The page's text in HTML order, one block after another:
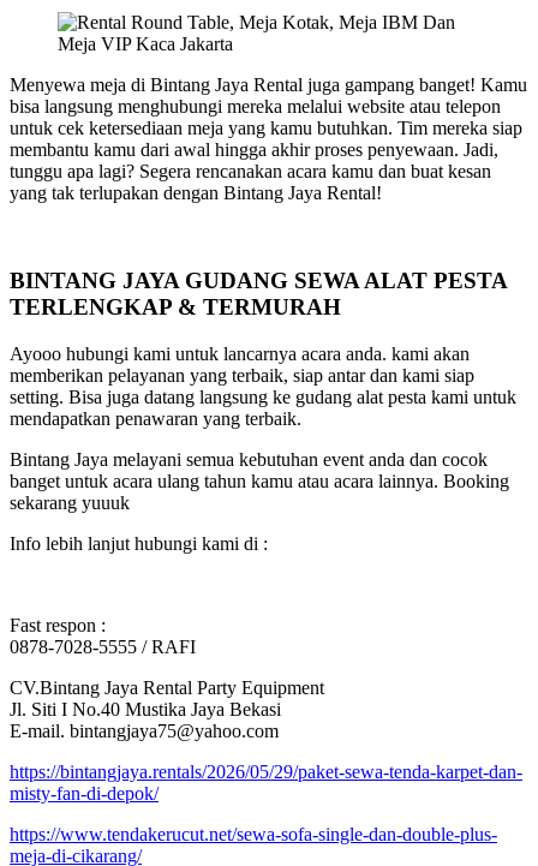
Menyewa meja di Bintang Jaya Rental juga gampang banget! Kamu
bisa langsung menghubungi mereka melalui website atau telepon
untuk cek ketersediaan meja yang kamu butuhkan. Tim mereka siap
membantu kamu dari awal hingga akhir proses penyewaan. Jadi,
tunggu apa lagi? Segera rencanakan acara kamu dan buat kesan
yang tak terlupakan dengan Bintang Jaya Rental!
BINTANG JAYA GUDANG SEWA ALAT PESTA
TERLENGKAP & TERMURAH
Ayooo hubungi kami untuk lancarnya acara anda. kami akan
memberikan pelayanan yang terbaik, siap antar dan kami siap
setting. Bisa juga datang langsung ke gudang alat pesta kami untuk
mendapatkan penawaran yang terbaik.
Bintang Jaya melayani semua kebutuhan event anda dan cocok
banget untuk acara ulang tahun kamu atau acara lainnya. Booking
sekarang yuuuk
Info lebih lanjut hubungi kami di :
Fast respon :
0878-7028-5555 / RAFI
CV.Bintang Jaya Rental Party Equipment
Jl. Siti I No.40 Mustika Jaya Bekasi
E-mail. bintangjaya75@yahoo.com
https://bintangjaya.rentals/2026/05/29/paket-sewa-tenda-karpet-dan-
misty-fan-di-depok/
https://www.tendakerucut.net/sewa-sofa-single-dan-double-plus-
meja-di-cikarang/